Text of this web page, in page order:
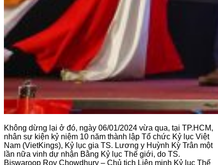
Không dừng lại ở đó, ngày 06/01/2024 vừa qua, tại TP.HCM,
nhân sự kiện kỷ niệm 10 năm thành lập Tổ chức Kỷ lục Việt
Nam (VietKings), Kỷ lục gia TS. Lương y Huỳnh Kỳ Trân một
lần nữa vinh dự nhận Bằng Kỷ lục Thế giới, do TS.
Biswaroop Roy Chowdhury – Chủ tịch Liên minh Kỷ lục Thế